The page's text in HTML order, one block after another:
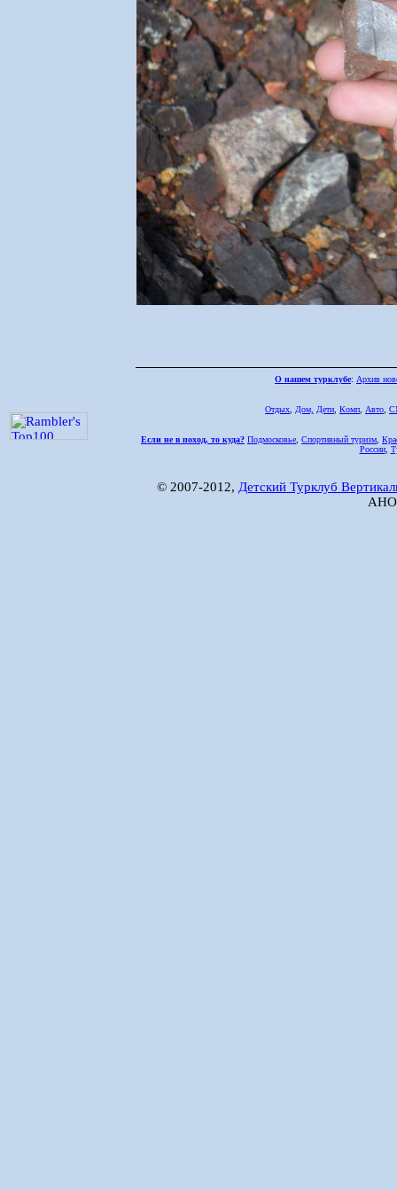
О нашем турклубе: Архив
Отдых Дом, Дети Комп Авто
Если не в поход, то куда? Подмосковье Спортивный туризм
России,
© 2007-2012, Детский Турклуб
АНО